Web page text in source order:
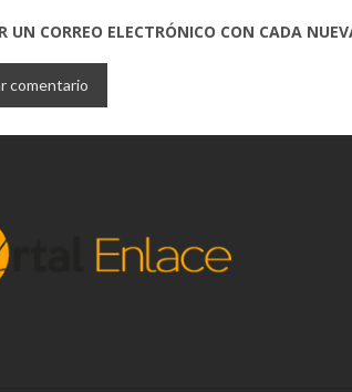
UN CORREO ELECTRÓNICO CON CADA